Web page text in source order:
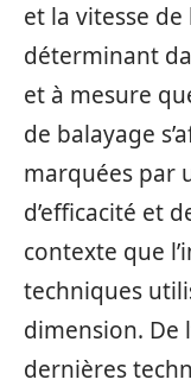
et la vitesse de
déterminant
et à mesure
de balayage
marquées par
d’efficacité et
contexte que
techniques
dimension. De
dernières